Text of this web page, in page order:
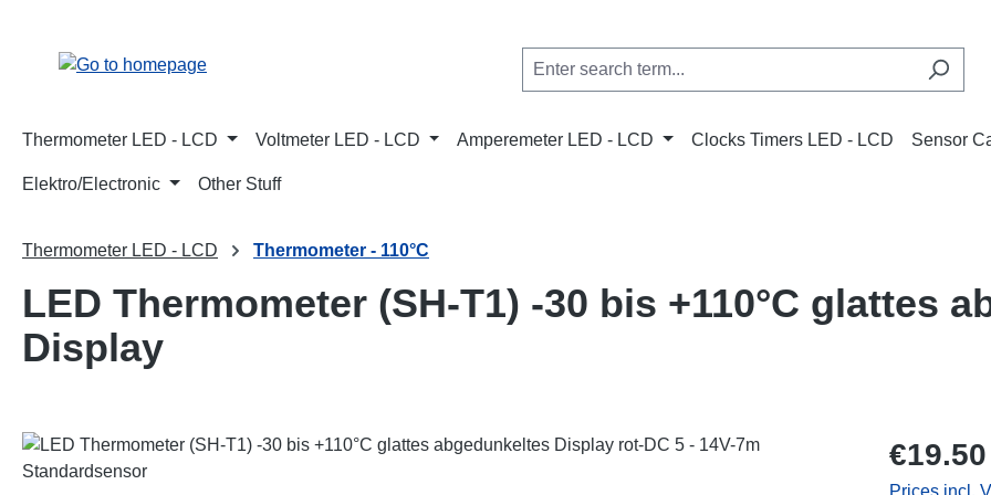
Thermometer LED - LCD Voltmeter LED - LCD Amperemeter LED - LCD Clocks Timers LED - LCD Sensor
Elektro/Electronic Other Stuff
Thermometer LED - LCD Thermometer - 110°C
LED Thermometer (SH-T1) -30 bis +110°C glattes
Display
Skip image gallery Regular price:
€19.50
Prices incl.